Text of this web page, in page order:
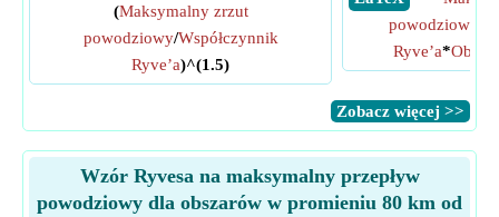
(Maksymalny zrzut
powodziowy/Współczynnik
Ryve’a)^(1.5)
powodziowy
Ryve’a*
​Zobacz więcej >>
Wzór Ryvesa na maksymalny przepływ
powodziowy dla obszarów w promieniu 80 km od